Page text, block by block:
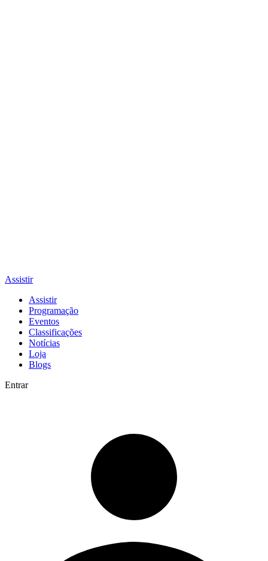
Assistir
Assistir
Programação
Eventos
Classificações
Notícias
Loja
Blogs
Entrar